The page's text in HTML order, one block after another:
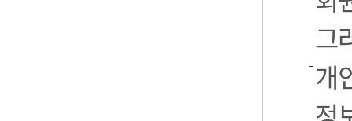
그
개